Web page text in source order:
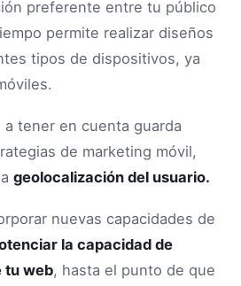
preferente entre tu público
permite realizar diseños
tipos de dispositivos, ya
tener en cuenta guarda
de marketing móvil,
geolocalización del usuario.
nuevas capacidades de
la capacidad de
tu web, hasta el punto de que